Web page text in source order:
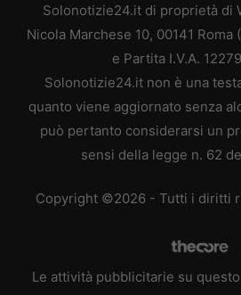
Solonotizie24.it di proprietà di
Nicola Marchese 10, 00141 Roma
e Partita I.V.A.
Solonotizie24.it non è una
quanto viene aggiornato senza
può pertanto considerarsi un
sensi della legge n. 62
Copyright ©2026 - Tutti i diritti
Le attività pubblicitarie su